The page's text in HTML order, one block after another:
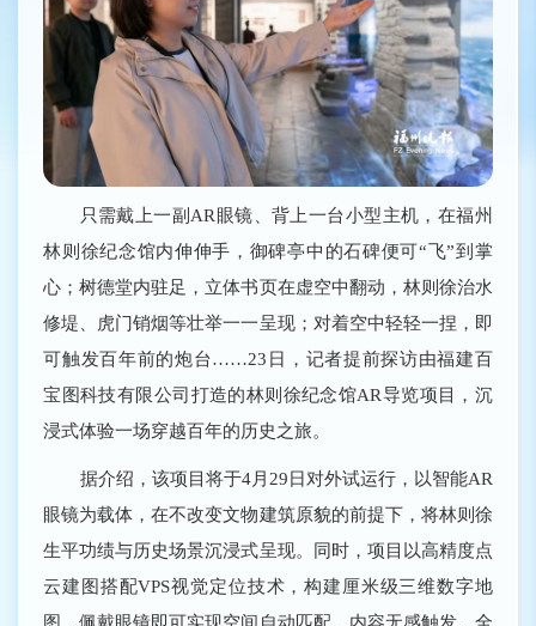
只需戴上一副AR眼镜、背上一台小型主机，在福州
林则徐纪念馆内伸伸手，御碑亭中的石碑便可“飞”到掌
心；树德堂内驻足，立体书页在虚空中翻动，林则徐治水
修堤、虎门销烟等壮举一一呈现；对着空中轻轻一捏，即
可触发百年前的炮台……23日，记者提前探访由福建百
宝图科技有限公司打造的林则徐纪念馆AR导览项目，沉
浸式体验一场穿越百年的历史之旅。
据介绍，该项目将于4月29日对外试运行，以智能AR
眼镜为载体，在不改变文物建筑原貌的前提下，将林则徐
生平功绩与历史场景沉浸式呈现。同时，项目以高精度点
云建图搭配VPS视觉定位技术，构建厘米级三维数字地
图，佩戴眼镜即可实现空间自动匹配、内容无感触发，全